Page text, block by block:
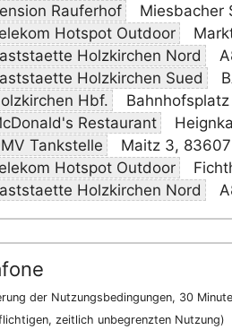
Rauferhof
Miesbacher
Hotspot Outdoor
Holzkirchen Nord
Holzkirchen Sued
Hbf.
Restaurant
Tankstelle
Maitz 3,
Hotspot Outdoor
Holzkirchen Nord
der Nutzungsbedingungen, 30
zeitlich unbegrenzten Nutzung)